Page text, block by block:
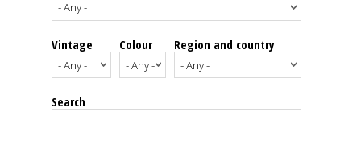
Spirits
Tasting
reviews
Vintage Colour Region and country
Search